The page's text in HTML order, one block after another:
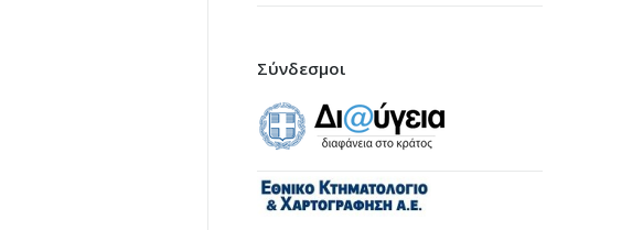
Σύνδεσμοι